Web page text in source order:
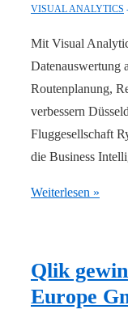
VISUAL ANALYTICS
Mit Visual
Datenauswertung
Routenplanung,
verbessern
Fluggesellschaft
die Business
Ryanair:
die
Datenanalyse
Weiterlesen »
Qlik
Europe